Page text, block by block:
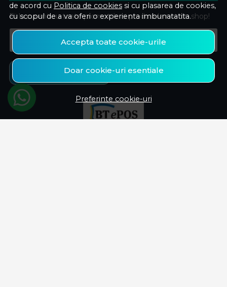
de acord cu Politica de cookies si cu plasarea de cookies,
cu scopul de a va oferi o experienta imbunatatita.
Accepta toate cookie-urile
Doar cookie-uri esentiale
Preferinte cookie-uri
Fii la curent cu toate promotiile si produsele noi din shop!
Aboneaza-te